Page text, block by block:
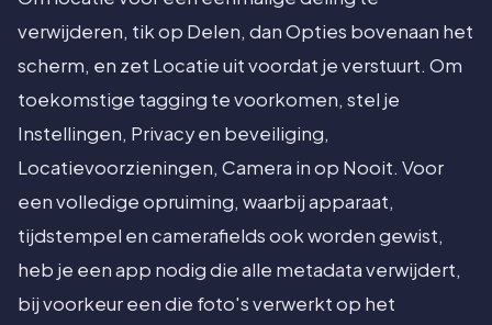
verwijderen, tik op Delen, dan Opties bovenaan het
scherm, en zet Locatie uit voordat je verstuurt. Om
toekomstige tagging te voorkomen, stel je
Instellingen, Privacy en beveiliging,
Locatievoorzieningen, Camera in op Nooit. Voor
een volledige opruiming, waarbij apparaat,
tijdstempel en camerafields ook worden gewist,
heb je een app nodig die alle metadata verwijdert,
bij voorkeur een die foto's verwerkt op het